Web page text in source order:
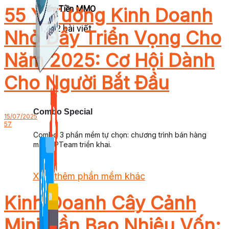
Kiếm Tiền MMO
1,422 bài viết
Combo Special
Combo 3 phần mềm tự chọn: chương trình bán hàng
mà ATPTeam triển khai.
Xem thêm phần mềm khác
Xem thêm phần mềm khác
55 Ý Tưởng Kinh Doanh
Nhỏ Đầy Triển Vọng Cho
Năm 2025: Cơ Hội Dành
Cho Người Bắt Đầu
15/07/2025
57
Kinh Doanh Cây Cảnh